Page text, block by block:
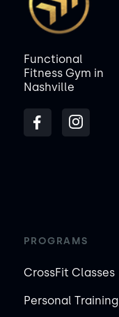
Functional
Fitness Gym in
Nashville
PROGRAMS
CrossFit Classes
Personal Training